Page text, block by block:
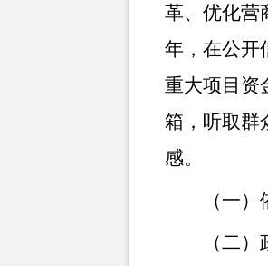
革、优化营
年 ，在公开
重大项目资
箱，听取群
感。
（一
（二